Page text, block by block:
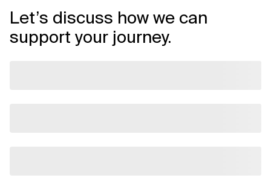
Let’s discuss how we can
support your journey.